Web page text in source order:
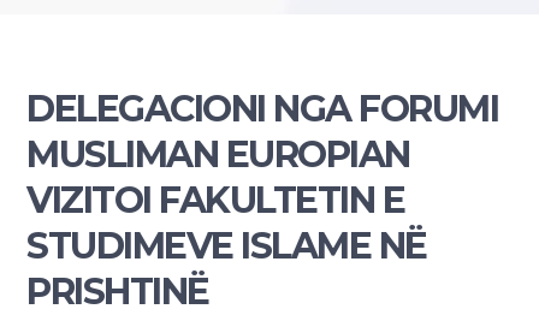
DELEGACIONI NGA FORUMI
MUSLIMAN EUROPIAN
VIZITOI FAKULTETIN E
STUDIMEVE ISLAME NË
PRISHTINË